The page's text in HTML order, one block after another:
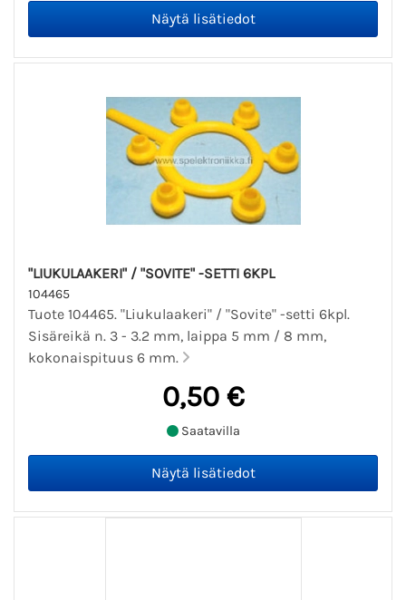
"LIUKULAAKERI" / "SOVITE" -SETTI 6KPL
104465
Tuote 104465. "Liukulaakeri" / "Sovite" -setti 6kpl.
Sisäreikä n. 3 - 3.2 mm, laippa 5 mm / 8 mm,
kokonaispituus 6 mm.
0,50 €
Saatavilla